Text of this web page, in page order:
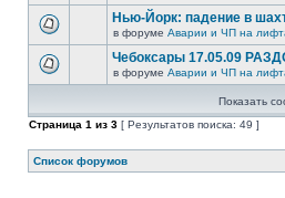
Нью-Йорк: падение в
в форуме Аварии и ЧП на
Чебоксары 17.05.09
в форуме Аварии и ЧП на
Показать
Страница 1 из 3 [ Результатов поиска: 49 ]
Список форумов